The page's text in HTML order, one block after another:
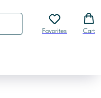
Favorites Cart